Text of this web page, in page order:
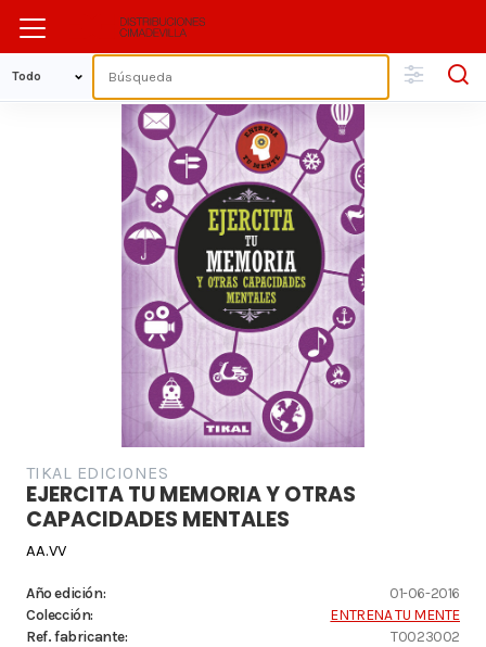
TIKAL EDICIONES
EJERCITA TU MEMORIA Y OTRAS
CAPACIDADES MENTALES
AA.VV
Año edición:
01-06-2016
Colección:
ENTRENA TU MENTE
Ref. fabricante:
T0023002